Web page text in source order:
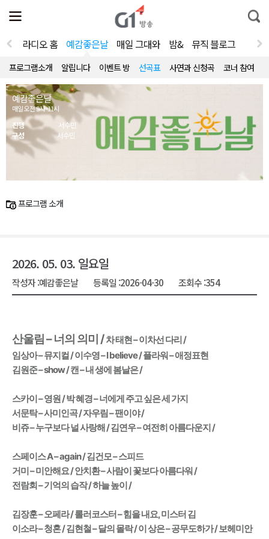
전
체
뉴
열
통
합
라디오 홈 예감좋은날 매일 그대와 밤& 뮤직 블로그
프로그램소개 알립니다 이벤트 방 선곡표 사연과 신청곡 코너 참여
예감좋은날
매일 오전 9시~11시
진행
서수민
구성
서수민
프로그램 소개
2026. 05. 03. 일요일
작성자 :예감좋은날 등록일 :2026-04-30 조회수 :354
산울림 – 너의 의미 / 차 태현 – 이차선 다리 /
임상아 – 뮤지컬 / 이수영 – I believe / 플라워 – 애정표현
김원준 – show / 캔 – 내 생에 봄날은 /
스카이 – 영원 / 박 혜경 – 너에게 주고 싶은 세 가지
서문탁 – 사미인곡 / 자우림 – 팬이야 /
비쥬 – 누구보다 널 사랑해 / 김연우 – 여전히 아름다운지 /
스페이스 A – again / 김건모 – 스피드
거미 – 미안해요 / 안치환 – 사람이 꽃보다 아름다워 /
전람회 – 기억의 습작 / 하늘 높이 /
김장훈 – 오페라 / 롤러코스터 – 힘을 내요, 미스터 김
이소라 – 청혼 / 김현철 – 달의 몰락 / 이 상은 – 공무도하가 / 보헤미안